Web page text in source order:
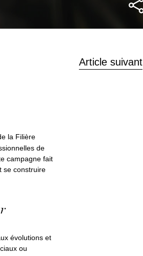
Article suivant
la Filière
de
campagne fait
se construire
évolutions et
ou